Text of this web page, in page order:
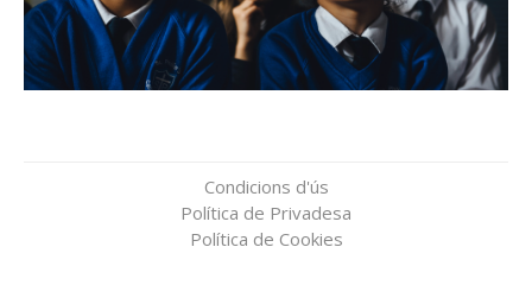
Condicions d'ús
Política de Privadesa
Política de Cookies